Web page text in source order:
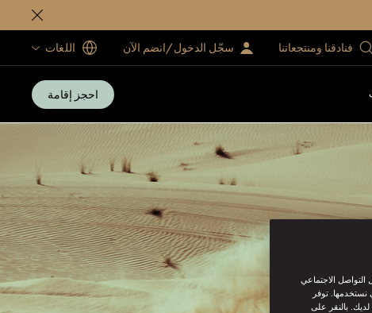
فنادقنا ومنتجعاتنا سجّل الدخول/انضم الآن اللغات
احجز إقامة
الاجتماعي
نستخدمها. توفر
بالنقر على